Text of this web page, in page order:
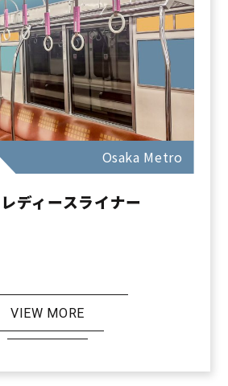
Osaka Metro
ディースライナー
VIEW MORE